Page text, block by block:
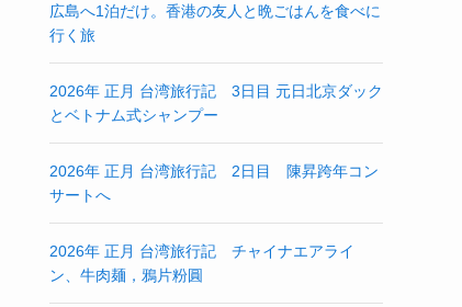
広島へ1泊だけ。香港の友人と晩ごはんを食べに
行く旅
2026年 正月 台湾旅行記 3日目 元日北京ダック
とベトナム式シャンプー
2026年 正月 台湾旅行記 2日目 陳昇跨年コン
サートへ
2026年 正月 台湾旅行記 チャイナエアライ
ン、牛肉麺，鴉片粉圓